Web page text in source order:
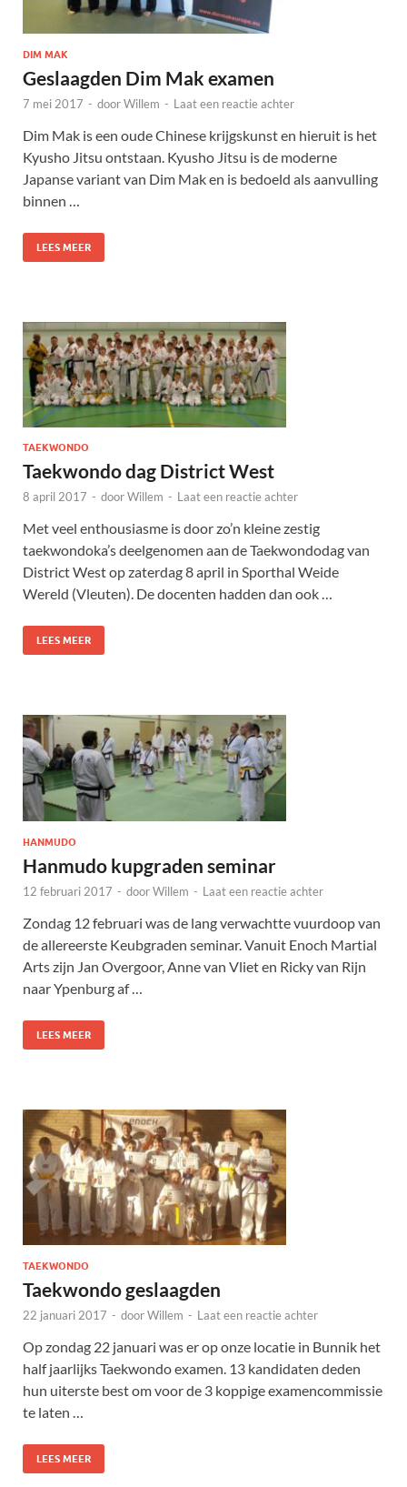
DIM MAK
Geslaagden Dim Mak examen
7 mei 2017 - doorWillem - Laat een reactie achter
Dim Mak is een oude Chinese krijgskunst en hieruit is het
Kyusho Jitsu ontstaan. Kyusho Jitsu is de moderne
Japanse variant van Dim Mak en is bedoeld als aanvulling
binnen …
LEES MEER
TAEKWONDO
Taekwondo dag District West
8 april 2017 - doorWillem - Laat een reactie achter
Met veel enthousiasme is door zo’n kleine zestig
taekwondoka’s deelgenomen aan de Taekwondodag van
District West op zaterdag 8 april in Sporthal Weide
Wereld (Vleuten). De docenten hadden dan ook …
LEES MEER
HANMUDO
Hanmudo kupgraden seminar
12 februari 2017 - doorWillem - Laat een reactie achter
Zondag 12 februari was de lang verwachtte vuurdoop van
de allereerste Keubgraden seminar. Vanuit Enoch Martial
Arts zijn Jan Overgoor, Anne van Vliet en Ricky van Rijn
naar Ypenburg af …
LEES MEER
TAEKWONDO
Taekwondo geslaagden
22 januari 2017 - doorWillem - Laat een reactie achter
Op zondag 22 januari was er op onze locatie in Bunnik het
half jaarlijks Taekwondo examen. 13 kandidaten deden
hun uiterste best om voor de 3 koppige examencommissie
te laten …
LEES MEER